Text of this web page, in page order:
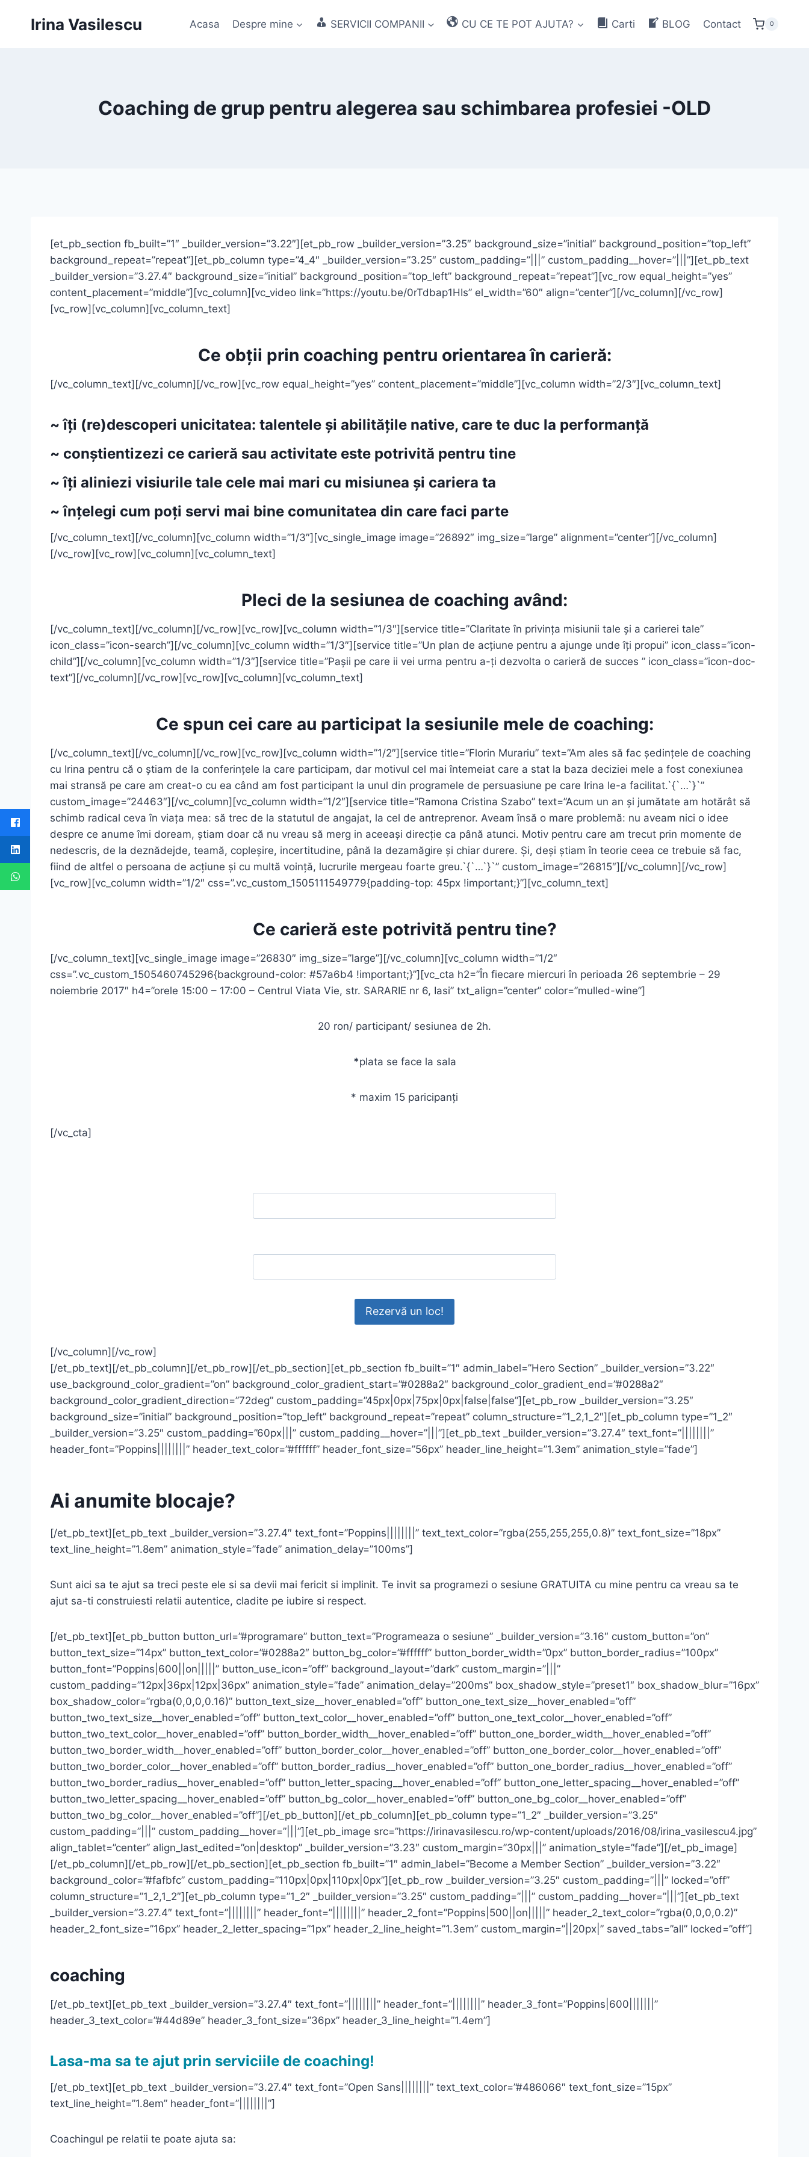
Irina Vasilescu Acasa Despre mine SERVICII COMPANII CU CE TE POT AJUTA? Carti BLOG Contact 0
Coaching de grup pentru alegerea sau schimbarea profesiei -OLD
[et_pb_section fb_built=”1″ _builder_version=”3.22″][et_pb_row _builder_version=”3.25″ background_size=”initial” background_position=”top_left”
background_repeat=”repeat”][et_pb_column type=”4_4″ _builder_version=”3.25″ custom_padding=”|||” custom_padding__hover=”|||”][et_pb_text
_builder_version=”3.27.4″ background_size=”initial” background_position=”top_left” background_repeat=”repeat”][vc_row equal_height=”yes”
content_placement=”middle”][vc_column][vc_video link=”https://youtu.be/0rTdbap1HIs” el_width=”60″ align=”center”][/vc_column][/vc_row]
[vc_row][vc_column][vc_column_text]
Ce obții prin coaching pentru orientarea în carieră:
[/vc_column_text][/vc_column][/vc_row][vc_row equal_height=”yes” content_placement=”middle”][vc_column width=”2/3″][vc_column_text]
~ îți (re)descoperi unicitatea: talentele și abilitățile native, care te duc la performanță
~ conștientizezi ce carieră sau activitate este potrivită pentru tine
~ îți aliniezi visiurile tale cele mai mari cu misiunea și cariera ta
~ înțelegi cum poți servi mai bine comunitatea din care faci parte
[/vc_column_text][/vc_column][vc_column width=”1/3″][vc_single_image image=”26892″ img_size=”large” alignment=”center”][/vc_column]
[/vc_row][vc_row][vc_column][vc_column_text]
Pleci de la sesiunea de coaching având:
[/vc_column_text][/vc_column][/vc_row][vc_row][vc_column width=”1/3″][service title=”Claritate în privința misiunii tale și a carierei tale”
icon_class=”icon-search”][/vc_column][vc_column width=”1/3″][service title=”Un plan de acțiune pentru a ajunge unde îți propui” icon_class=”icon-
child”][/vc_column][vc_column width=”1/3″][service title=”Pașii pe care ii vei urma pentru a-ți dezvolta o carieră de succes ” icon_class=”icon-doc-
text”][/vc_column][/vc_row][vc_row][vc_column][vc_column_text]
Ce spun cei care au participat la sesiunile mele de coaching:
[/vc_column_text][/vc_column][/vc_row][vc_row][vc_column width=”1/2″][service title=”Florin Murariu” text=”Am ales să fac ședințele de coaching
cu Irina pentru că o știam de la conferințele la care participam, dar motivul cel mai întemeiat care a stat la baza deciziei mele a fost conexiunea
mai stransă pe care am creat-o cu ea când am fost participant la unul din programele de persuasiune pe care Irina le-a facilitat.`{`…`}`”
custom_image=”24463″][/vc_column][vc_column width=”1/2″][service title=”Ramona Cristina Szabo” text=”Acum un an și jumătate am hotărât să
schimb radical ceva în viața mea: să trec de la statutul de angajat, la cel de antreprenor. Aveam însă o mare problemă: nu aveam nici o idee
despre ce anume îmi doream, știam doar că nu vreau să merg in aceeași direcție ca până atunci. Motiv pentru care am trecut prin momente de
nedescris, de la deznădejde, teamă, copleșire, incertitudine, până la dezamăgire și chiar durere. Și, deși știam în teorie ceea ce trebuie să fac,
fiind de altfel o persoana de acțiune și cu multă voință, lucrurile mergeau foarte greu.`{`…`}`” custom_image=”26815″][/vc_column][/vc_row]
[vc_row][vc_column width=”1/2″ css=”.vc_custom_1505111549779{padding-top: 45px !important;}”][vc_column_text]
Ce carieră este potrivită pentru tine?
[/vc_column_text][vc_single_image image=”26830″ img_size=”large”][/vc_column][vc_column width=”1/2″
css=”.vc_custom_1505460745296{background-color: #57a6b4 !important;}”][vc_cta h2=”În fiecare miercuri în perioada 26 septembrie – 29
noiembrie 2017″ h4=”orele 15:00 – 17:00 – Centrul Viata Vie, str. SARARIE nr 6, Iasi” txt_align=”center” color=”mulled-wine”]
20 ron/ participant/ sesiunea de 2h.
*plata se face la sala
* maxim 15 paricipanți
[/vc_cta]
[/vc_column][/vc_row]
[/et_pb_text][/et_pb_column][/et_pb_row][/et_pb_section][et_pb_section fb_built=”1″ admin_label=”Hero Section” _builder_version=”3.22″
use_background_color_gradient=”on” background_color_gradient_start=”#0288a2″ background_color_gradient_end=”#0288a2″
background_color_gradient_direction=”72deg” custom_padding=”45px|0px|75px|0px|false|false”][et_pb_row _builder_version=”3.25″
background_size=”initial” background_position=”top_left” background_repeat=”repeat” column_structure=”1_2,1_2″][et_pb_column type=”1_2″
_builder_version=”3.25″ custom_padding=”60px|||” custom_padding__hover=”|||”][et_pb_text _builder_version=”3.27.4″ text_font=”||||||||”
header_font=”Poppins||||||||” header_text_color=”#ffffff” header_font_size=”56px” header_line_height=”1.3em” animation_style=”fade”]
Ai anumite blocaje?
[/et_pb_text][et_pb_text _builder_version=”3.27.4″ text_font=”Poppins||||||||” text_text_color=”rgba(255,255,255,0.8)” text_font_size=”18px”
text_line_height=”1.8em” animation_style=”fade” animation_delay=”100ms”]
Sunt aici sa te ajut sa treci peste ele si sa devii mai fericit si implinit. Te invit sa programezi o sesiune GRATUITA cu mine pentru ca vreau sa te
ajut sa-ti construiesti relatii autentice, cladite pe iubire si respect.
[/et_pb_text][et_pb_button button_url=”#programare” button_text=”Programeaza o sesiune” _builder_version=”3.16″ custom_button=”on”
button_text_size=”14px” button_text_color=”#0288a2″ button_bg_color=”#ffffff” button_border_width=”0px” button_border_radius=”100px”
button_font=”Poppins|600||on|||||” button_use_icon=”off” background_layout=”dark” custom_margin=”|||”
custom_padding=”12px|36px|12px|36px” animation_style=”fade” animation_delay=”200ms” box_shadow_style=”preset1″ box_shadow_blur=”16px”
box_shadow_color=”rgba(0,0,0,0.16)” button_text_size__hover_enabled=”off” button_one_text_size__hover_enabled=”off”
button_two_text_size__hover_enabled=”off” button_text_color__hover_enabled=”off” button_one_text_color__hover_enabled=”off”
button_two_text_color__hover_enabled=”off” button_border_width__hover_enabled=”off” button_one_border_width__hover_enabled=”off”
button_two_border_width__hover_enabled=”off” button_border_color__hover_enabled=”off” button_one_border_color__hover_enabled=”off”
button_two_border_color__hover_enabled=”off” button_border_radius__hover_enabled=”off” button_one_border_radius__hover_enabled=”off”
button_two_border_radius__hover_enabled=”off” button_letter_spacing__hover_enabled=”off” button_one_letter_spacing__hover_enabled=”off”
button_two_letter_spacing__hover_enabled=”off” button_bg_color__hover_enabled=”off” button_one_bg_color__hover_enabled=”off”
button_two_bg_color__hover_enabled=”off”][/et_pb_button][/et_pb_column][et_pb_column type=”1_2″ _builder_version=”3.25″
custom_padding=”|||” custom_padding__hover=”|||”][et_pb_image src=”https://irinavasilescu.ro/wp-content/uploads/2016/08/irina_vasilescu4.jpg”
align_tablet=”center” align_last_edited=”on|desktop” _builder_version=”3.23″ custom_margin=”30px|||” animation_style=”fade”][/et_pb_image]
[/et_pb_column][/et_pb_row][/et_pb_section][et_pb_section fb_built=”1″ admin_label=”Become a Member Section” _builder_version=”3.22″
background_color=”#fafbfc” custom_padding=”110px|0px|110px|0px”][et_pb_row _builder_version=”3.25″ custom_padding=”|||” locked=”off”
column_structure=”1_2,1_2″][et_pb_column type=”1_2″ _builder_version=”3.25″ custom_padding=”|||” custom_padding__hover=”|||”][et_pb_text
_builder_version=”3.27.4″ text_font=”||||||||” header_font=”||||||||” header_2_font=”Poppins|500||on|||||” header_2_text_color=”rgba(0,0,0,0.2)”
header_2_font_size=”16px” header_2_letter_spacing=”1px” header_2_line_height=”1.3em” custom_margin=”||20px|” saved_tabs=”all” locked=”off”]
coaching
[/et_pb_text][et_pb_text _builder_version=”3.27.4″ text_font=”||||||||” header_font=”||||||||” header_3_font=”Poppins|600|||||||”
header_3_text_color=”#44d89e” header_3_font_size=”36px” header_3_line_height=”1.4em”]
Lasa-ma sa te ajut prin serviciile de coaching!
[/et_pb_text][et_pb_text _builder_version=”3.27.4″ text_font=”Open Sans||||||||” text_text_color=”#486066″ text_font_size=”15px”
text_line_height=”1.8em” header_font=”||||||||”]
Coachingul pe relatii te poate ajuta sa: